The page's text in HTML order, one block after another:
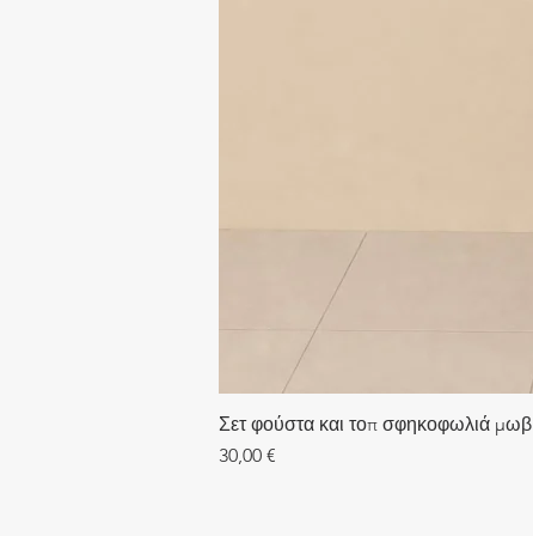
Σετ φούστα και τοπ σφηκοφωλιά μωβ
Τιμή
30,00 €